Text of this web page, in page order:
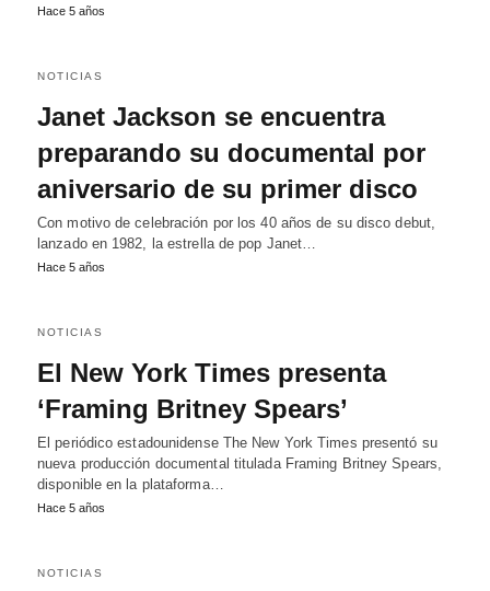
Hace 5 años
NOTICIAS
Janet Jackson se encuentra
preparando su documental por
aniversario de su primer disco
Con motivo de celebración por los 40 años de su disco debut,
lanzado en 1982, la estrella de pop Janet…
Hace 5 años
NOTICIAS
El New York Times presenta
‘Framing Britney Spears’
El periódico estadounidense The New York Times presentó su
nueva producción documental titulada Framing Britney Spears,
disponible en la plataforma…
Hace 5 años
NOTICIAS